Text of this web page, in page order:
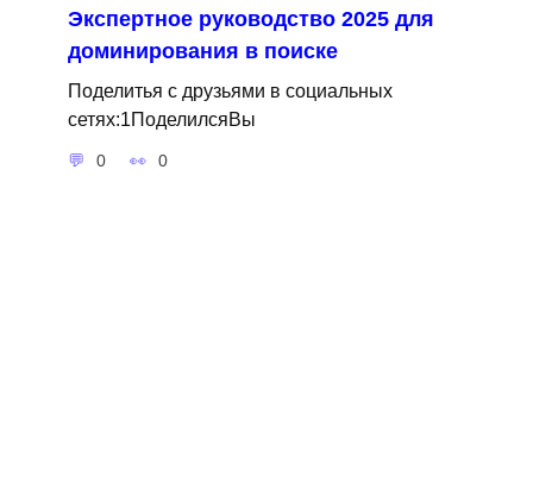
Экспертное руководство 2025 для
доминирования в поиске
Поделитья с друзьями в социальных
сетях:1ПоделилсяВы
0 0